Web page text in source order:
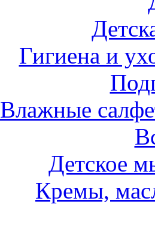
Гигиена и
Влажные
Детское
Кремы,